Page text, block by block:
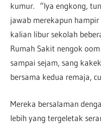
kumur. “Iya engkong,
jawab merekapun
kalian libur sekolah
Rumah Sakit nengok
sampai sejam, sang
bersama kedua remaja,
Mereka bersalaman
lebih yang tergeletak